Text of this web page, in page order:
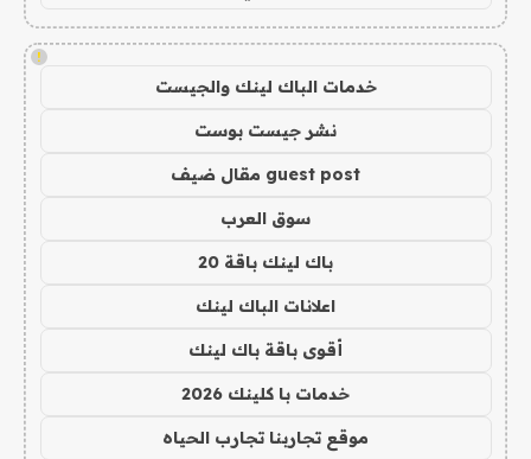
!
خدمات الباك لينك والجيست
نشر جيست بوست
guest post مقال ضيف
سوق العرب
باك لينك باقة 20
اعلانات الباك لينك
أقوى باقة باك لينك
خدمات با كلينك 2026
موقع تجاربنا تجارب الحياه